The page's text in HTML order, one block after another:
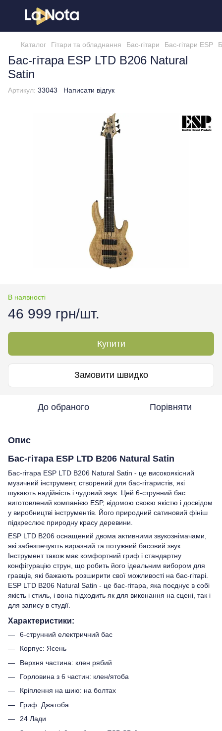
Каталог Гітари та обладнання Бас-гітари Бас-гітари ESP
Бас-гітара ESP LTD B206 Natural
Satin
Артикул: 33043 Написати відгук
В наявності
46 999 грн/шт.
Купити
Замовити швидко
До обраного Порівняти
Опис
Бас-гітара ESP LTD B206 Natural Satin
Бас-гітара ESP LTD B206 Natural Satin - це високоякісний
музичний інструмент, створений для бас-гітаристів, які
шукають надійність і чудовий звук. Цей 6-струнний бас
виготовлений компанією ESP, відомою своєю якістю і досвідом
у виробництві інструментів. Його природний сатиновий фініш
підкреслює природну красу деревини.
ESP LTD B206 оснащений двома активними звукознімачами,
які забезпечують виразний та потужний басовий звук.
Інструмент також має комфортний гриф і стандартну
конфігурацію струн, що робить його ідеальним вибором для
гравців, які бажають розширити свої можливості на бас-гітарі.
ESP LTD B206 Natural Satin - це бас-гітара, яка поєднує в собі
якість і стиль, і вона підходить як для виконання на сцені, так і
для запису в студії.
Характеристики:
6-струнний електричний бас
Корпус: Ясень
Верхня частина: клен рябий
Горловина з 6 частин: клен/ятоба
Кріплення на шию: на болтах
Гриф: Джатоба
24 Лади